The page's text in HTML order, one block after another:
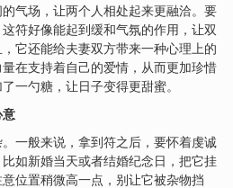
气场，让两个人相处起来更融洽。要
符好像能起到缓和气氛的作用，让双
它还能给夫妻双方带来一种心理上的
在支持着自己的爱情，从而更加珍惜
一勺糖，让日子变得更甜蜜。
意
一般来说，拿到符之后，要怀着虔诚
如新婚当天或者结婚纪念日，把它挂
位置稍微高一点，别让它被杂物挡